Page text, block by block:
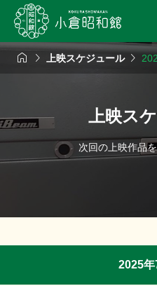
  上映スケジュール
上映ス
次回の上映作品
2025年